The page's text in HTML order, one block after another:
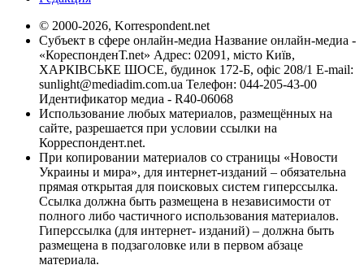
© 2000-2026, Korrespondent.net
Субъект в сфере онлайн-медиа Название онлайн-медиа -
«КореспонденТ.net» Адрес: 02091, місто Київ,
ХАРКІВСЬКЕ ШОСЕ, будинок 172-Б, офіс 208/1 E-mail:
sunlight@mediadim.com.ua Телефон: 044-205-43-00
Идентификатор медиа - R40-06068
Использование любых материалов, размещённых на
сайте, разрешается при условии ссылки на
Корреспондент.net.
При копировании материалов со страницы «Новости
Украины и мира», для интернет-изданий – обязательна
прямая открытая для поисковых систем гиперссылка.
Ссылка должна быть размещена в независимости от
полного либо частичного использования материалов.
Гиперссылка (для интернет- изданий) – должна быть
размещена в подзаголовке или в первом абзаце
материала.